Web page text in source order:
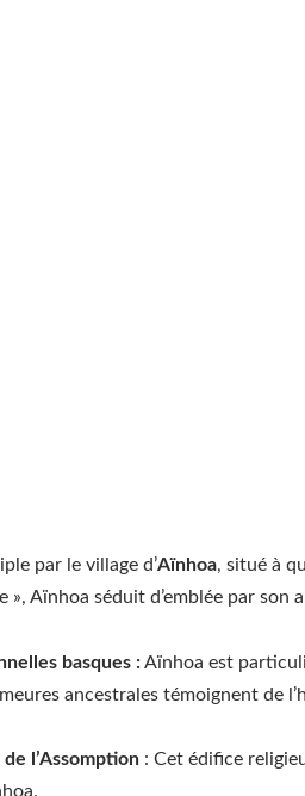
par le village d’Aïnhoa, situé à
», Aïnhoa séduit d’emblée par
basques :Aïnhoa est
ancestrales témoignent de
de l’Assomption : Cet édifice